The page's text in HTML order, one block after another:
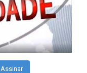
Assinar